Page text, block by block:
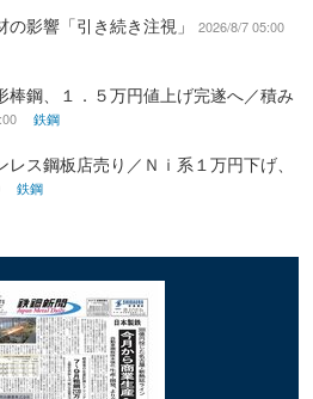
影響「引き続き注視」
2026/8/7 05:00
棒鋼、１．５万円値上げ完遂へ／積み
鉄鋼
ス鋼板店売り／Ｎｉ系１万円下げ、
鉄鋼